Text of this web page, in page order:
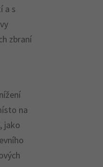
a s
zbraní
na
jako